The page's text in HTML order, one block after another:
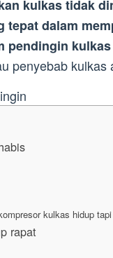
kulkas tidak
tepat dalam
pendingin kulkas
penyebab
kulkas hidup
rapat